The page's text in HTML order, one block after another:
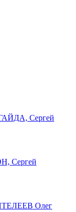
Сергей
Сергей
Олег